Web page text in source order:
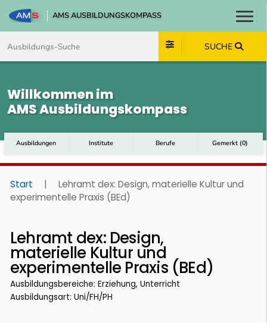
AMS AUSBILDUNGSKOMPASS
SUCHE
Willkommen im
AMS Ausbildungskompass
Ausbildungen Institute Berufe Gemerkt (0)
Start |
Lehramt dex: Design, materielle Kultur und
experimentelle Praxis (BEd)
Lehramt dex: Design,
materielle Kultur und
experimentelle Praxis (BEd)
Ausbildungsbereiche: Erziehung, Unterricht
Ausbildungsart: Uni/FH/PH